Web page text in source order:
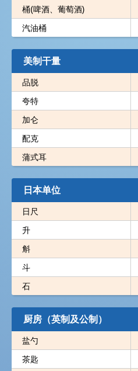
桶(啤酒、葡萄酒)
汽油桶
美制干量
品脱
夸特
加仑
配克
蒲式耳
日本单位
日尺
升
斛
斗
石
厨房（英制及公制）
盐勺
茶匙